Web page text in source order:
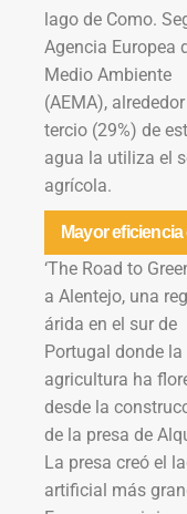
lago de Como.
Agencia Europea
Medio Ambiente
(AEMA),
tercio (29%) de
agua la utiliza el
agrícola.
Mayor
‘The Road to
a Alentejo, una
árida en el sur de
Portugal donde la
agricultura ha
desde la
de la presa de
La presa creó el
artificial más